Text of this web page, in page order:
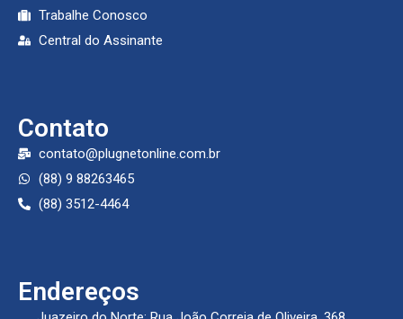
Trabalhe Conosco
Central do Assinante
Contato
contato@plugnetonline.com.br
(88) 9 88263465
(88) 3512-4464
Endereços